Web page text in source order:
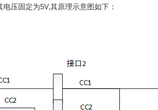
压固定为5V,其原理示意图如下：